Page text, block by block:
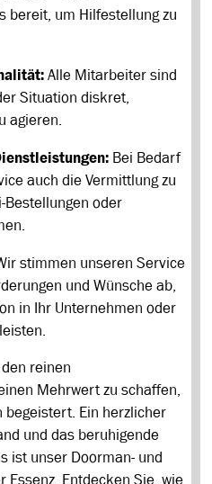
bereit, um Hilfestellung zu
Alle Mitarbeiter sind
Situation diskret,
agieren.
Bei Bedarf
auch die Vermittlung zu
Bestellungen oder
stimmen unseren Service
und Wünsche ab,
in Ihr Unternehmen oder
reinen
Mehrwert zu schaffen,
begeistert. Ein herzlicher
und das beruhigende
ist unser Doorman- und
Essenz. Entdecken Sie, wie